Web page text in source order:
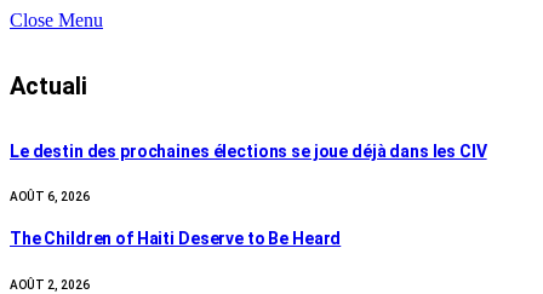
Close Menu
Actuali
Le destin des prochaines élections se joue déjà dans les CIV
AOÛT 6, 2026
The Children of Haiti Deserve to Be Heard
AOÛT 2, 2026